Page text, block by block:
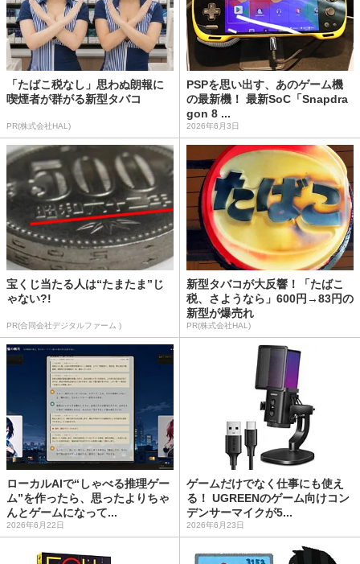
「たばこ税なし」思わぬ朗報に
喫煙者が群がる新型タバコ
PR(株式会社HAL)
PSPを思い出す、あのゲーム機
の最新機！ 最新SoC「Snapdra
gon 8 ...
2026年6月3日
宝くじ当たる人は“たまたま”じ
ゃない?!
PR(合同会社デジタルファーム )
新型タバコが大反響！「たばこ
税、さようなら」600円→83円の
新型が爆売れ
PR(株式会社HAL)
ローカルAIで“しゃべる推理ゲー
ム”を作ったら、思ったよりちゃ
んとゲームになって...
2026年6月22日
ゲームだけでなく仕事にも使え
る！ UGREENのゲーム向けコン
デンサーマイクが5...
2026年6月23日